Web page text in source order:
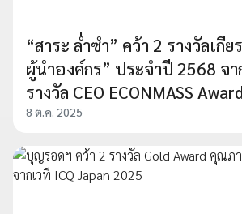
“สาระ ล่ำซำ” คว้า 2 รางวัลเกี
ผู้นำองค์กร” ประจำปี 2568 จ
รางวัล CEO ECONMASS
8 ต.ค. 2025